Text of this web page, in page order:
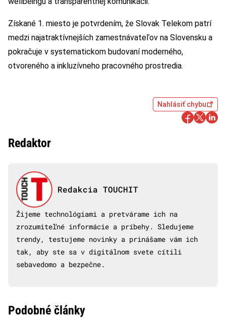
Získané 1. miesto je potvrdením, že Slovak Telekom patrí
medzi najatraktívnejších zamestnávateľov na Slovensku a
pokračuje v systematickom budovaní moderného,
otvoreného a inkluzívneho pracovného prostredia.
Nahlásiť chybu
Redaktor
Redakcia TOUCHIT
Žijeme technológiami a pretvárame ich na
zrozumiteľné informácie a príbehy. Sledujeme
trendy, testujeme novinky a prinášame vám ich
tak, aby ste sa v digitálnom svete cítili
sebavedomo a bezpečne.
Podobné články